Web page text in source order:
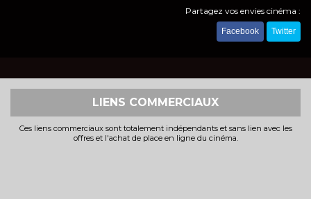
Partagez vos envies cinéma :
Facebook Twitter
LIENS COMMERCIAUX
Ces liens commerciaux sont totalement indépendants et sans lien avec les
offres et l'achat de place en ligne du cinéma.